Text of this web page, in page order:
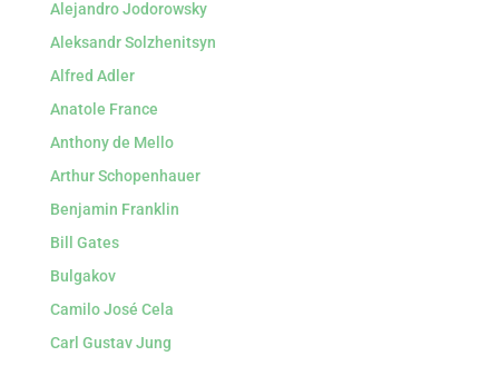
Alejandro Jodorowsky
Aleksandr Solzhenitsyn
Alfred Adler
Anatole France
Anthony de Mello
Arthur Schopenhauer
Benjamin Franklin
Bill Gates
Bulgakov
Camilo José Cela
Carl Gustav Jung